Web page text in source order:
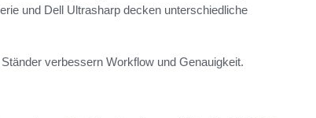
und Dell Ultrasharp decken unterschiedliche
verbessern Workflow und Genauigkeit.